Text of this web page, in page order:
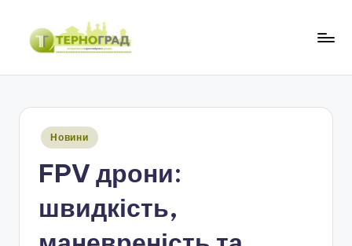
Перейти
Опубліковано
Новини
FPV дрони:
швидкість,